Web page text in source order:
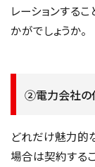
レーションする
かがでしょうか。
②電力会社の
どれだけ魅力的
場合は契約する